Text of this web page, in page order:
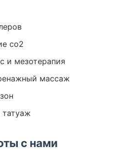
co2
и мезотерапия
массаж
с нами